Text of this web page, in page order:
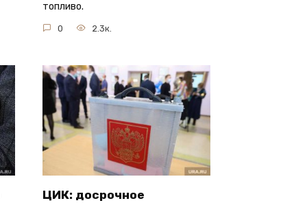
топливо.
0 2.3к.
ЦИК: досрочное